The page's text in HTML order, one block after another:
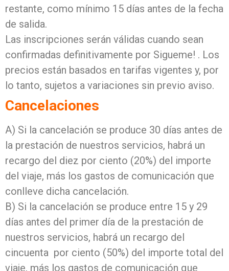
restante, como mínimo 15 días antes de la fecha
de salida.
Las inscripciones serán válidas cuando sean
confirmadas definitivamente por Sigueme! . Los
precios están basados en tarifas vigentes y, por
lo tanto, sujetos a variaciones sin previo aviso.
Cancelaciones
A) Si la cancelación se produce 30 días antes de
la prestación de nuestros servicios, habrá un
recargo del diez por ciento (20%) del importe
del viaje, más los gastos de comunicación que
conlleve dicha cancelación.
B) Si la cancelación se produce entre 15 y 29
días antes del primer día de la prestación de
nuestros servicios, habrá un recargo del
cincuenta por ciento (50%) del importe total del
viaje, más los gastos de comunicación que